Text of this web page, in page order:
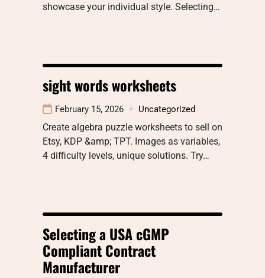
showcase your individual style. Selecting…
sight words worksheets
February 15, 2026 Uncategorized
Create algebra puzzle worksheets to sell on
Etsy, KDP &amp; TPT. Images as variables,
4 difficulty levels, unique solutions. Try…
Selecting a USA cGMP
Compliant Contract
Manufacturer